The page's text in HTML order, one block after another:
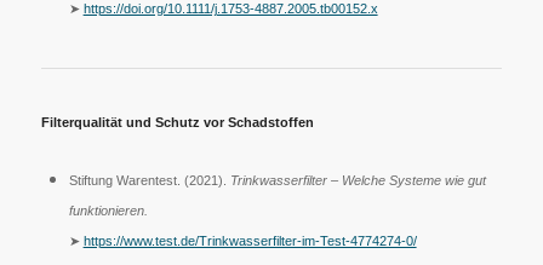
➤ https://doi.org/10.1111/j.1753-4887.2005.tb00152.x
Filterqualität und Schutz vor Schadstoffen
Stiftung Warentest. (2021). Trinkwasserfilter – Welche Systeme wie gut
funktionieren.
➤ https://www.test.de/Trinkwasserfilter-im-Test-4774274-0/